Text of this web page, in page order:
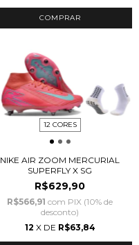
COMPRAR
12 CORES
NIKE AIR ZOOM MERCURIAL
SUPERFLY X SG
R$629,90
R$566,91 com PIX (10% de
desconto)
12 X DE R$63,84